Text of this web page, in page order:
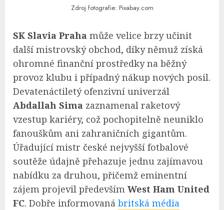
Zdroj fotografie: Pixabay.com
SK Slavia Praha může velice brzy učinit
další mistrovský obchod, díky němuž získá
ohromné finanční prostředky na běžný
provoz klubu i případný nákup nových posil.
Devatenáctiletý ofenzivní univerzál
Abdallah Sima zaznamenal raketový
vzestup kariéry, což pochopitelně neuniklo
fanouškům ani zahraničních gigantům.
Úřadující mistr české nejvyšší fotbalové
soutěže údajně přehazuje jednu zajímavou
nabídku za druhou, přičemž eminentní
zájem projevil především West Ham United
FC. Dobře informovaná britská média